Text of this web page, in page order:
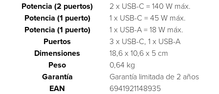
Potencia (2 puertos)
2 x USB-C = 140 W máx.
Potencia (1 puerto)
1 x USB-C = 45 W máx.
Potencia (1 puerto)
1 x USB-A = 18 W máx.
Puertos
3 x USB-C, 1 x USB-A
Dimensiones
18,6 x 10,6 x 5 cm
Peso
0,64 kg
Garantía
Garantía limitada de 2 años
EAN
6941921148935